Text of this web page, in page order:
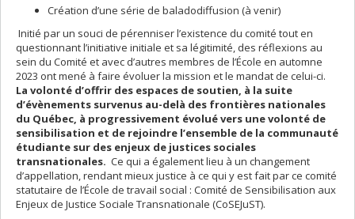
Création d’une série de baladodiffusion (à venir)
Initié par un souci de pérenniser l’existence du comité tout en
questionnant l’initiative initiale et sa légitimité, des réflexions au
sein du Comité et avec d’autres membres de l’École en automne
2023 ont mené à faire évoluer la mission et le mandat de celui-ci.
La volonté d’offrir des espaces de soutien, à la suite
d’évènements survenus au-delà des frontières nationales
du Québec, à progressivement évolué vers une volonté de
sensibilisation et de rejoindre l’ensemble de la communauté
étudiante sur des enjeux de justices sociales
transnationales. Ce qui a également lieu à un changement
d’appellation, rendant mieux justice à ce qui y est fait par ce comité
statutaire de l’École de travail social : Comité de Sensibilisation aux
Enjeux de Justice Sociale Transnationale (CoSEJuST).